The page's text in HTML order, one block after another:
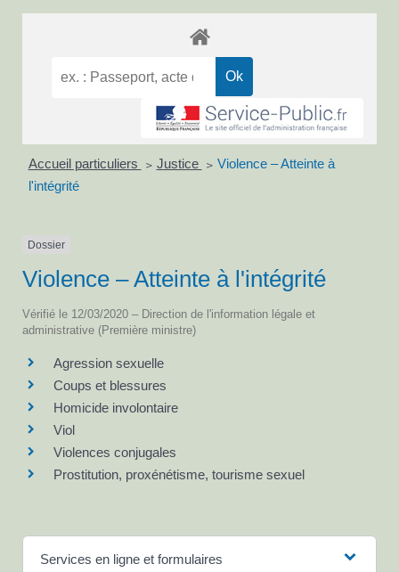
Accueil particuliers > Justice > Violence – Atteinte à
l'intégrité
Dossier
Violence – Atteinte à l'intégrité
Vérifié le 12/03/2020 – Direction de l'information légale et
administrative (Première ministre)
Agression sexuelle
Coups et blessures
Homicide involontaire
Viol
Violences conjugales
Prostitution, proxénétisme, tourisme sexuel
Services en ligne et formulaires